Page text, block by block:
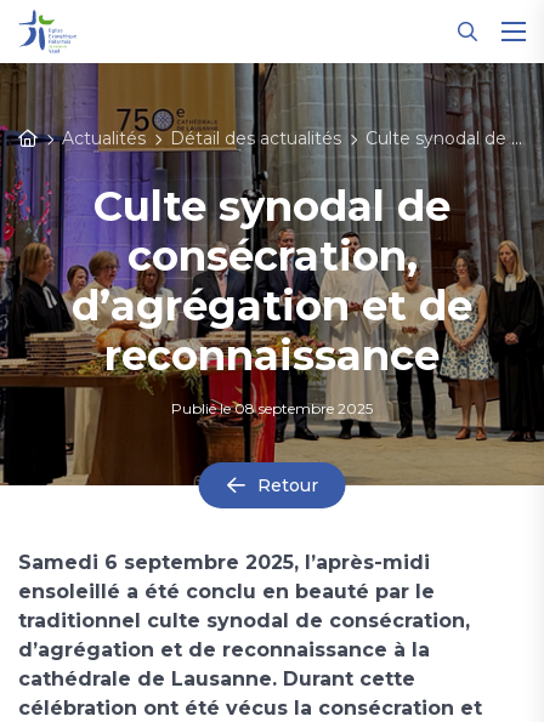
Actualités Détail des actualités Culte synodal de consécration, d’agrégation et de reconnaissance
Culte synodal de
consécration,
d’agrégation et de
reconnaissance
Publié le08 septembre 2025
Retour
Samedi 6 septembre 2025, l’après-midi
ensoleillé a été conclu en beauté par le
traditionnel culte synodal de consécration,
d’agrégation et de reconnaissance à la
cathédrale de Lausanne. Durant cette
célébration ont été vécus la consécration et
Panneau de gestion des cookies